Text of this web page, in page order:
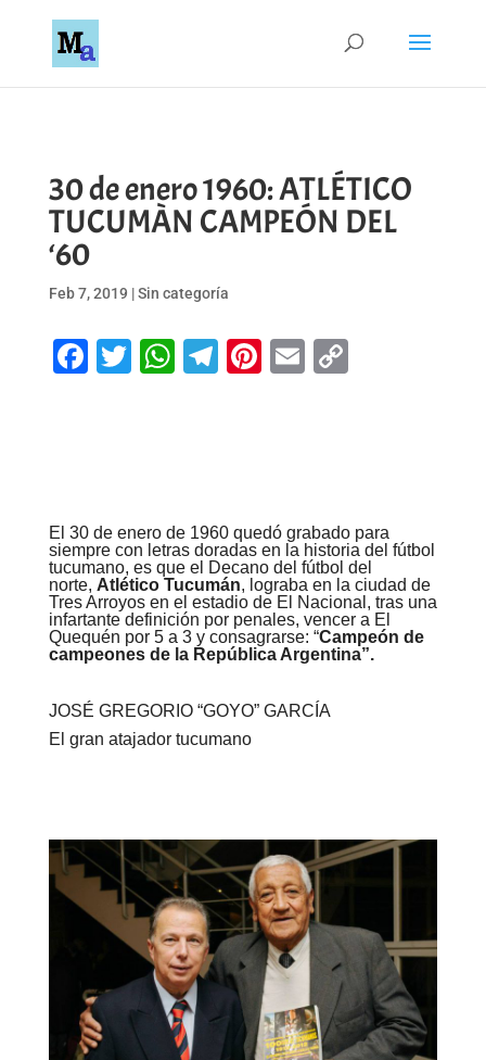
30 de enero 1960: ATLÉTICO
TUCUMÀN CAMPEÓN DEL
‘60
Feb 7, 2019 |Sin categoría
Facebook
Twitter
WhatsApp
Telegram
Pinterest
EmailCopy
El 30 de enero de 1960 quedó grabado para
siempre con letras doradas en la historia del fútbol
tucumano, es que el Decano del fútbol del
norte, Atlético Tucumán, lograba en la ciudad de
Tres Arroyos en el estadio de El Nacional, tras una
infartante definición por penales, vencer a El
Quequén por 5 a 3 y consagrarse: “Campeón de
campeones de la República Argentina”.
JOSÉ GREGORIO “GOYO” GARCÍA
El gran atajador tucumano